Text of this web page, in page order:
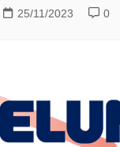
25/11/2023 0